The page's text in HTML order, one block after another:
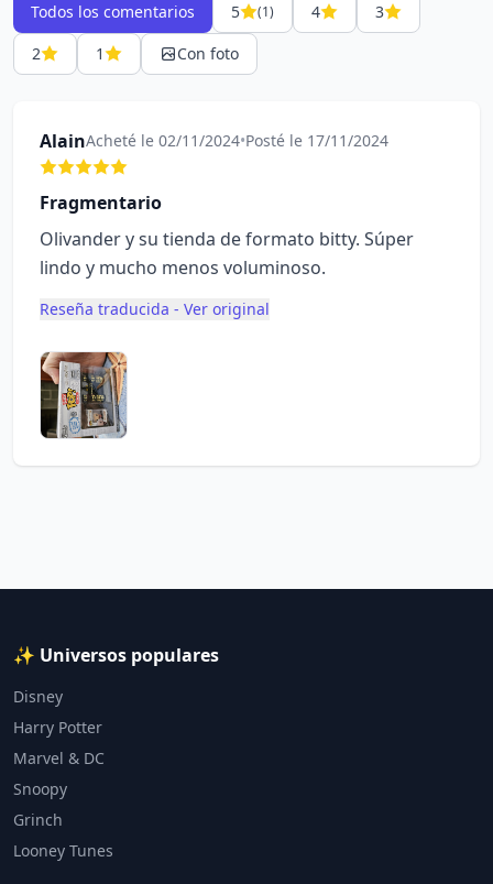
Todos los comentarios 5 (1) 4
3
2
1 Con foto
AlainAcheté le 02/11/2024•Posté le 17/11/2024
Fragmentario
Olivander y su tienda de formato bitty. Súper
lindo y mucho menos voluminoso.
Reseña traducida - Ver original
✨ Universos populares
Disney
Harry Potter
Marvel & DC
Snoopy
Grinch
Looney Tunes